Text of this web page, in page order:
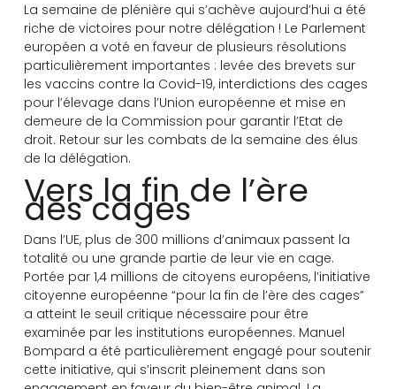
La semaine de plénière qui s’achève aujourd’hui a été
riche de victoires pour notre délégation ! Le Parlement
européen a voté en faveur de plusieurs résolutions
particulièrement importantes : levée des brevets sur
les vaccins contre la Covid-19, interdictions des cages
pour l’élevage dans l’Union européenne et mise en
demeure de la Commission pour garantir l’Etat de
droit. Retour sur les combats de la semaine des élus
de la délégation.
Vers la fin de l’ère
des cages
Dans l’UE, plus de 300 millions d’animaux passent la
totalité ou une grande partie de leur vie en cage.
Portée par 1,4 millions de citoyens européens, l’initiative
citoyenne européenne “pour la fin de l’ère des cages”
a atteint le seuil critique nécessaire pour être
examinée par les institutions européennes. Manuel
Bompard a été particulièrement engagé pour soutenir
cette initiative, qui s’inscrit pleinement dans son